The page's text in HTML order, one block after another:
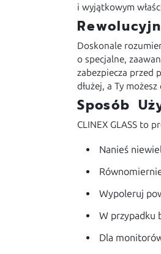
i wyjątkowym
Doskonale
o specjalne,
zabezpiecza przed
dłużej, a Ty
Sposób
CLINEX GLASS to
Nanieś
Wypoleruj
W przypadku
Dla